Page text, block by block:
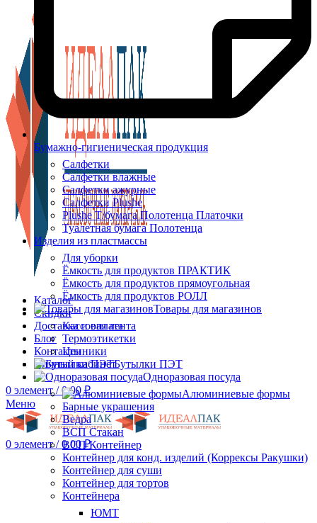
Каталог
Скидки
Доставка и оплата
Блог
Контакты
Личный кабинет
0 элемент / 0.00₽
Меню
0 элемент / 0.00₽
Бумажно-гигиеническая продукция
Салфетки
Салфетки влажные
Салфетки ажурные
Салфетки Plushe
Plushe Т/бумага Полотенца Платочки
Туалетная бумага Полотенца
Изделия из пластмассы
Для уборки
Ёмкость для продуктов ПРАКТИК
Ёмкость для продуктов прямоугольная
Ёмкость для продуктов РОЛЛ
Товары для магазинов
Кассовая лента
Термоэтикетки
Ценники
Бутылки ПЭТ
Одноразовая посуда
Алюминиевые формы
Барные украшения
Ведра
ВСП Стакан
ВСП Контейнер
Контейнер для конд. изделий (Коррексы Ракушки)
Контейнер для суши
Контейнер для тортов
Контейнера
ЮМТ